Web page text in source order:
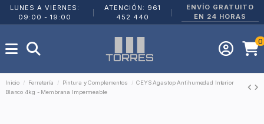
LUNES A VIERNES:
09:00 - 19:00
ATENCIÓN: 961
452 440
ENVÍO GRATUITO
EN 24 HORAS
0
Inicio Ferretería Pintura y Complementos
CEYS Agastop Antihumedad Interior
Blanco 4kg - Membrana Impermeable